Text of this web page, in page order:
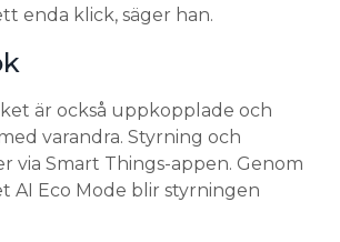
enda klick, säger han.
är också uppkopplade och
varandra. Styrning och
via Smart Things-appen. Genom
AI Eco Mode blir styrningen